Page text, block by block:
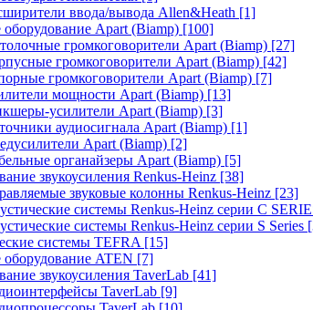
ввода/вывода Allen&Heath [1]
оборудование Apart (Biamp) [100]
громкоговорители Apart (Biamp) [27]
громкоговорители Apart (Biamp) [42]
громкоговорители Apart (Biamp) [7]
мощности Apart (Biamp) [13]
усилители Apart (Biamp) [3]
аудиосигнала Apart (Biamp) [1]
Apart (Biamp) [2]
органайзеры Apart (Biamp) [5]
звукоусиления Renkus-Heinz [38]
звуковые колонны Renkus-Heinz [23]
системы Renkus-Heinz серии C
системы Renkus-Heinz серии S Series
системы TEFRA [15]
оборудование ATEN [7]
звукоусиления TaverLab [41]
TaverLab [9]